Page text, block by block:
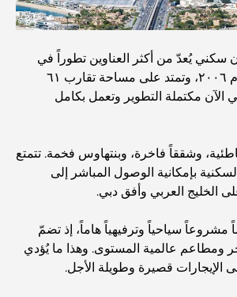
للسكن في دبي مع العائلة: اكتشف أفضل
بها في وسط مدينة دبي: دليلك الشامل
أفضل أماكن الإفطار في دبي: أفضل 7 أماكن لا تُضاهى لتجربة
يُنسى
الخليج التجاري: مزيج مثالي من القهوة
سكني يُعدّ من أكثر العناوين تطوراً في
دبي. اكتمل بناؤها عام ٢٠٠٦، وتمتد على مساحة تقارب ٦١
الآن مكتملة التطوير وتعمل بكامل
وشققاً فاخرة، وبنتهاوس فخمة. تتمتع
بإمكانية الوصول المباشر إلى
الخليج العربي وأفق دبي.
مشروعاً سياحياً وترفيهياً هاماً، إذ تضمّ
ومطاعم عالمية المستوى. وهذا ما يُؤدي
قصيرة وطويلة الأجل.